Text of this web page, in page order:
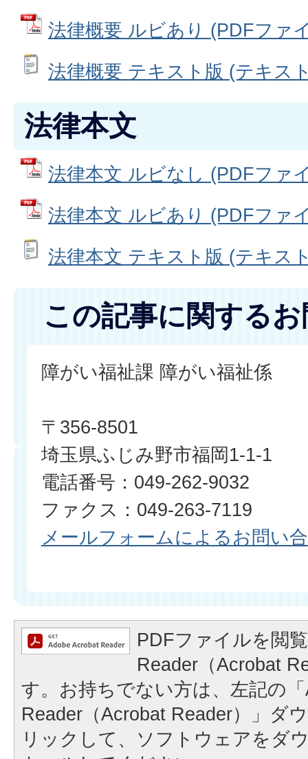
法律概要 ルビあり (PDFファ
法律概要 テキスト版 (テキス
法律本文
法律本文 ルビなし (PDFファ
法律本文 ルビあり (PDFファ
法律本文 テキスト版 (テキス
この記事に関する
障がい福祉課 障がい福祉係
〒356-8501
埼玉県ふじみ野市福岡1-1-1
電話番号：049-262-9032
ファクス：049-263-7119​​​​​​​
メールフォームによるお問い
PDFファイルを閲
Reader（Acrobat
す。お持ちでない方は、左記の
Reader（Acrobat Reader）」ダ
リックして、ソフトウェアをダ